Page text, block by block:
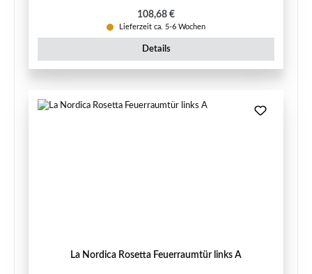
Regulärer Preis:
108,68 €
Lieferzeit ca. 5-6 Wochen
Details
La Nordica Rosetta Feuerraumtür links A